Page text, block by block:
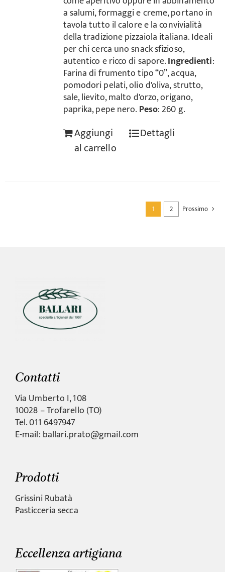
a salumi, formaggi e creme, portano in
tavola tutto il calore e la convivialità
della tradizione pizzaiola italiana. Ideali
per chi cerca uno snack sfizioso,
autentico e ricco di sapore.Ingredienti:
Farina di frumento tipo “0”, acqua,
pomodori pelati, olio d'oliva, strutto,
sale, lievito, malto d'orzo, origano,
paprika, pepe nero. Peso: 260 g.
Aggiungi
al carrello
Dettagli
1 2 Prossimo
Contatti
Via Umberto I, 108
10028 – Trofarello (TO)
Tel. 011 6497947
E-mail: ballari.prato@gmail.com
Prodotti
Grissini Rubatà
Pasticceria secca
Eccellenza artigiana